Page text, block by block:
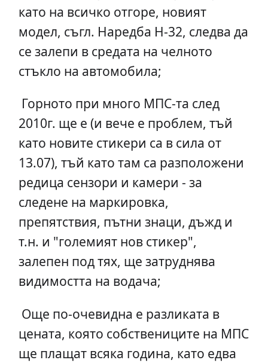
като на всичко отгоре, новият
модел, съгл. Наредба Н-32, следва да
се залепи в средата на челното
стъкло на автомобила;
Горното при много МПС-та след
2010г. ще е (и вече е проблем, тъй
като новите стикери са в сила от
13.07), тъй като там са разположени
редица сензори и камери - за
следене на маркировка,
препятствия, пътни знаци, дъжд и
т.н. и "големият нов стикер",
залепен под тях, ще затруднява
видимостта на водача;
Още по-очевидна е разликата в
цената, която собствениците на МПС
ще плащат всяка година, като едва